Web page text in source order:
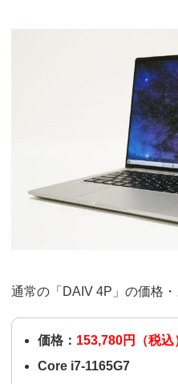
通常の「DAIV 4P」の価格・
価格： 153,780円（税込
Core i7-1165G7